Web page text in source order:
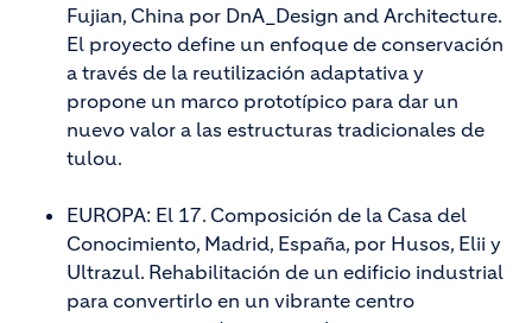
Fujian, China por DnA_Design and Architecture.
El proyecto define un enfoque de conservación
a través de la reutilización adaptativa y
propone un marco prototípico para dar un
nuevo valor a las estructuras tradicionales de
tulou.
EUROPA: El 17. Composición de la Casa del
Conocimiento, Madrid, España, por Husos, Elii y
Ultrazul. Rehabilitación de un edificio industrial
para convertirlo en un vibrante centro